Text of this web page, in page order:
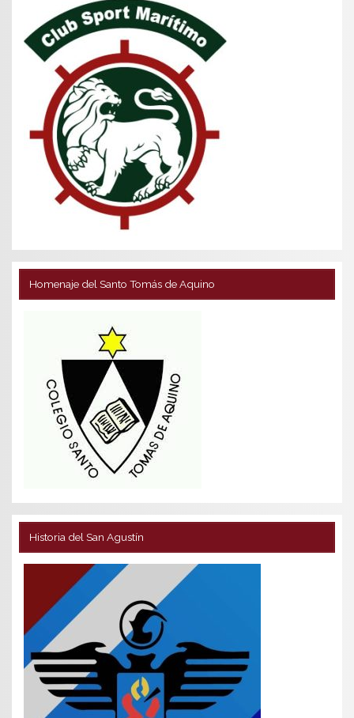
Homenaje del Santo Tomás de Aquino
Historia del San Agustín